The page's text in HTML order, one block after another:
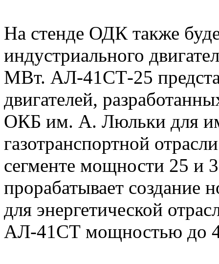
На стенде ОДК также
индустриального
МВт. АЛ-41СТ-25
двигателей,
ОКБ им. А. Люльки для
газотранспортной
сегменте мощности 25
прорабатывает создание
для энергетической
АЛ-41СТ мощностью до